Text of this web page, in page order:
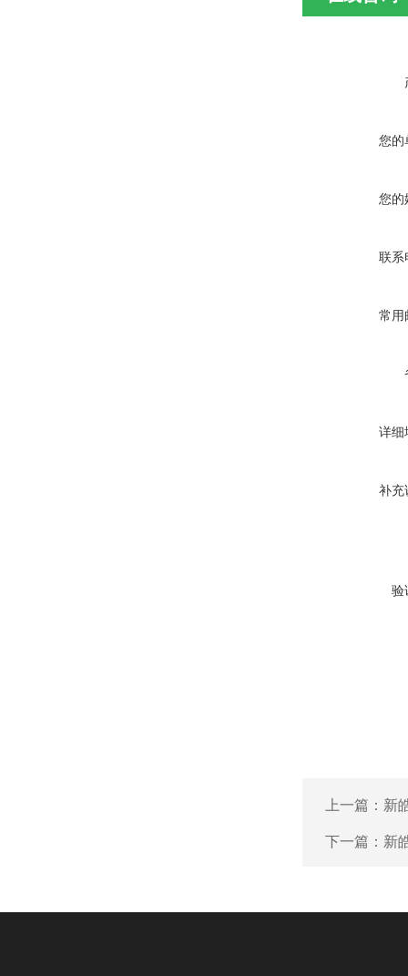
您的
您的
联系
常用
详细
补充
验
上一篇： 新
下一篇： 新